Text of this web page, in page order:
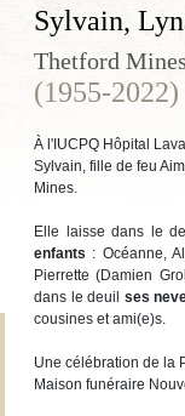
Sylvain,
Thetford Mines
(1955-2022)
À l'IUCPQ Hôpital
Sylvain, fille de feu
Mines.
Elle laisse dans le
enfants : Océanne,
Pierrette (Damien
dans le deuil ses
cousines et ami(e)s.
Une célébration de la
Maison funéraire